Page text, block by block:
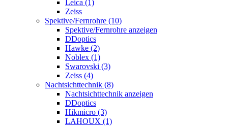
Leica (1)
Zeiss
Spektive/Fernrohre (10)
Spektive/Fernrohre anzeigen
DDoptics
Hawke (2)
Noblex (1)
Swarovski (3)
Zeiss (4)
Nachtsichttechnik (8)
Nachtsichttechnik anzeigen
DDoptics
Hikmicro (3)
LAHOUX (1)